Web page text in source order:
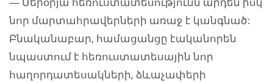
նոր մարտահրավերների առաջ է կանգնած:
Բնականաբար, համացանցը էականորեն
նպաստում է հեռուստատեսային նոր
հաղորդատեսակների, ձևաչափերի